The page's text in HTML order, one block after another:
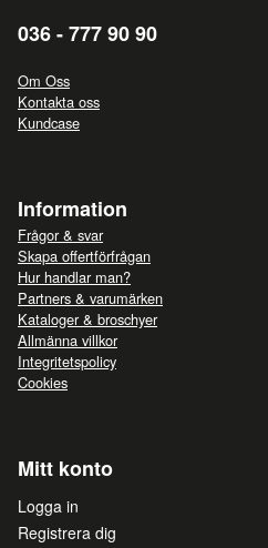
036 - 777 90 90
Om Oss
Kontakta oss
Kundcase
Information
Frågor & svar
Skapa offertförfrågan
Hur handlar man?
Partners & varumärken
Kataloger & broschyer
Allmänna villkor
Integritetspolicy
Cookies
Mitt konto
Logga in
Registrera dig